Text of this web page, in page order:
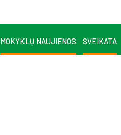
MOKYKLŲ NAUJIENOS SVEIKATA